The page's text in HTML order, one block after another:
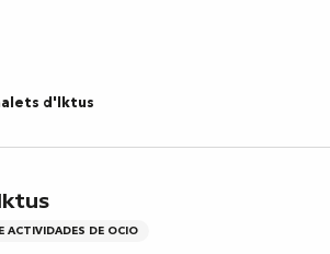
d'Iktus
ACTIVIDADES DE OCIO